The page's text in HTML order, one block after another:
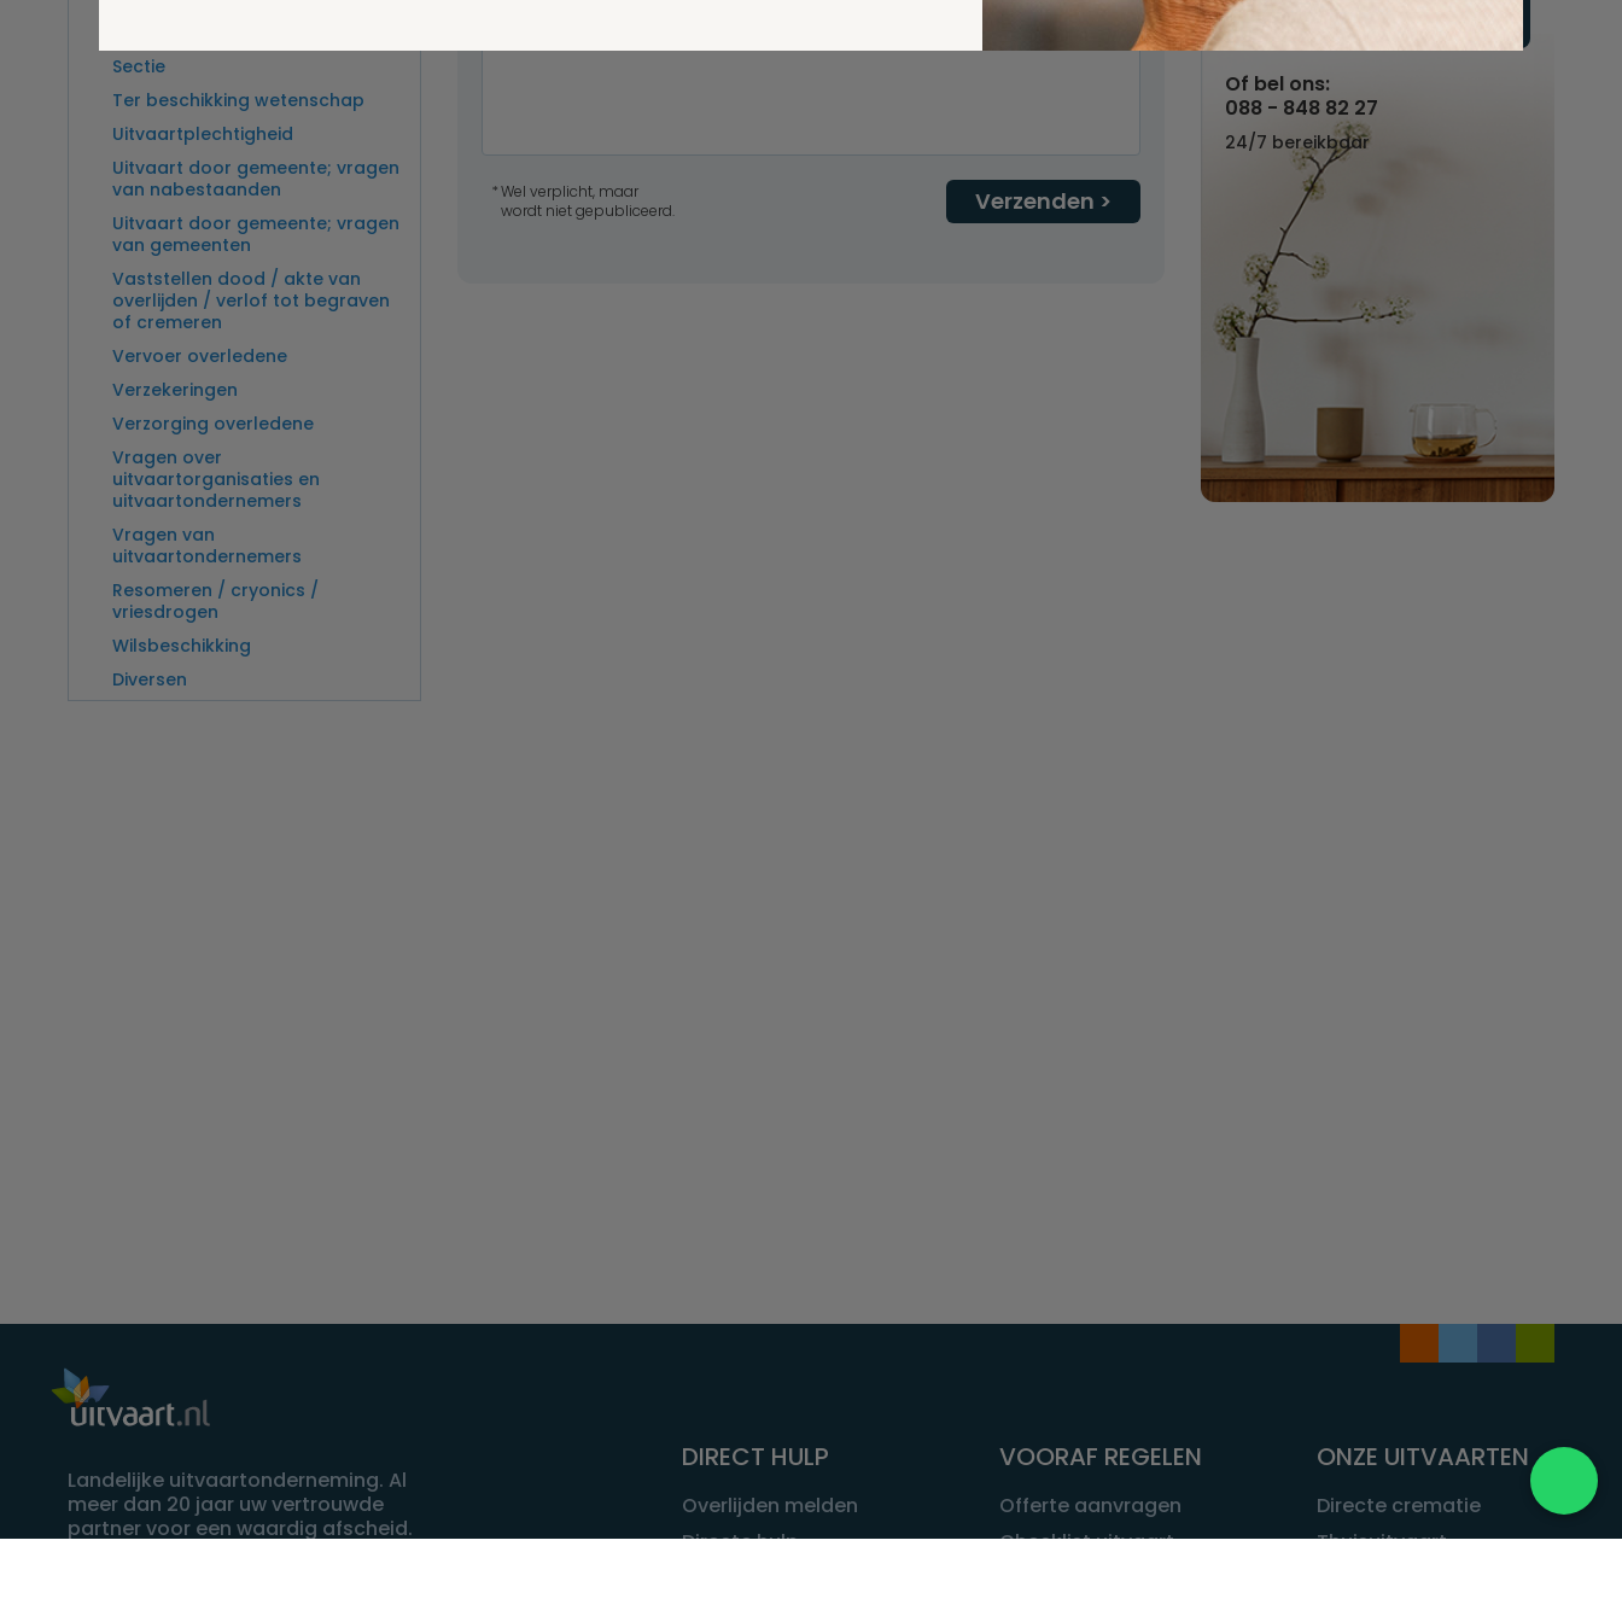
Sectie
Ter beschikking wetenschap
Uitvaartplechtigheid
Uitvaart door gemeente; vragen
van nabestaanden
Uitvaart door gemeente; vragen
van gemeenten
Vaststellen dood / akte van
overlijden / verlof tot begraven
of cremeren
Vervoer overledene
Verzekeringen
Verzorging overledene
Vragen over
uitvaartorganisaties en
uitvaartondernemers
Vragen van
uitvaartondernemers
Resomeren / cryonics /
vriesdrogen
Wilsbeschikking
Diversen
Verzenden
Wel verplicht, maar
wordt niet gepubliceerd.
Vul hier uw wensen in
Of bel ons:
088 - 848 82 27
24/7 bereikbaar
Landelijke uitvaartonderneming. Al
meer dan 20 jaar uw vertrouwde
partner voor een waardig afscheid.
DIRECT HULP
Overlijden melden
Directe hulp
VOORAF REGELEN
Offerte aanvragen
Checklist uitvaart
ONZE UITVAARTEN
Directe crematie
Thuisuitvaart